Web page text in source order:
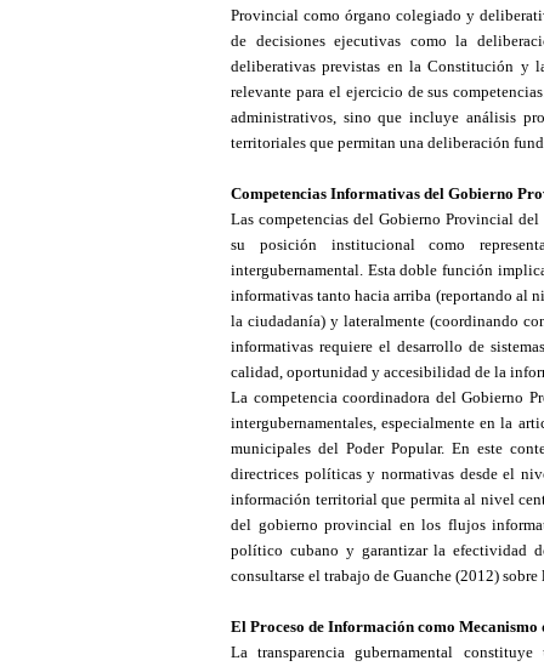
Provincial como órgano colegiado y
de decisiones ejecutivas como la
deliberativas previstas en la Constitución y
relevante para el ejercicio de sus
administrativos, sino que incluye análisis
territoriales que permitan una deliberación
Competencias Informativas del Gobierno
Las competencias del Gobierno Provincial
su posición institucional como
intergubernamental. Esta doble función
informativas tanto hacia arriba (reportando al
la ciudadanía) y lateralmente (coordinando
informativas requiere el desarrollo de
calidad, oportunidad y accesibilidad de la
La competencia coordinadora del Gobierno
intergubernamentales, especialmente en la
municipales del Poder Popular. En este
directrices políticas y normativas desde el
información territorial que permita al nivel
del gobierno provincial en los flujos
político cubano y garantizar la efectividad
consultarse el trabajo de Guanche (2012)
El Proceso de Información como
La transparencia gubernamental